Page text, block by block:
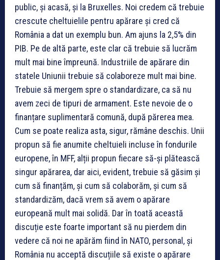
public, și acasă, și la Bruxelles. Noi credem că trebuie
crescute cheltuielile pentru apărare și cred că
România a dat un exemplu bun. Am ajuns la 2,5% din
PIB. Pe de altă parte, este clar că trebuie să lucrăm
mult mai bine împreună. Industriile de apărare din
statele Uniunii trebuie să colaboreze mult mai bine.
Trebuie să mergem spre o standardizare, ca să nu
avem zeci de tipuri de armament. Este nevoie de o
finanțare suplimentară comună, după părerea mea.
Cum se poate realiza asta, sigur, rămâne deschis. Unii
propun să fie anumite cheltuieli incluse în fondurile
europene, în MFF, alții propun fiecare să-și plătească
singur apărarea, dar aici, evident, trebuie să găsim și
cum să finanțăm, și cum să colaborăm, și cum să
standardizăm, dacă vrem să avem o apărare
europeană mult mai solidă. Dar în toată această
discuție este foarte important să nu pierdem din
vedere că noi ne apărăm fiind în NATO, personal, și
România nu acceptă discuțiile să existe o apărare